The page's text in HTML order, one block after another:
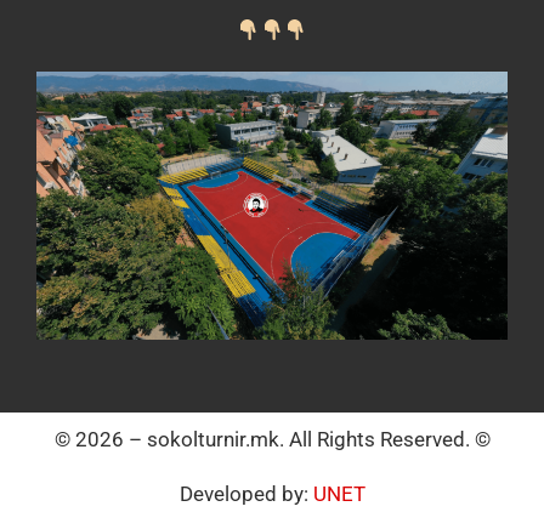
© 2026 – sokolturnir.mk. All Rights Reserved. ©
Developed by: UNET